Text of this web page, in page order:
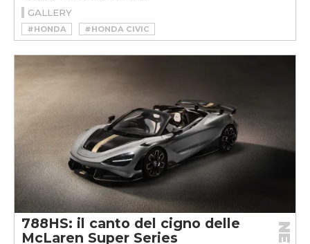
GALLERY
#HONDA
#HONDA CIVIC
#HONDA CIVIC TYPE R
788HS: il canto del cigno delle
McLaren Super Series